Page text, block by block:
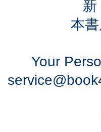
新
本
Your